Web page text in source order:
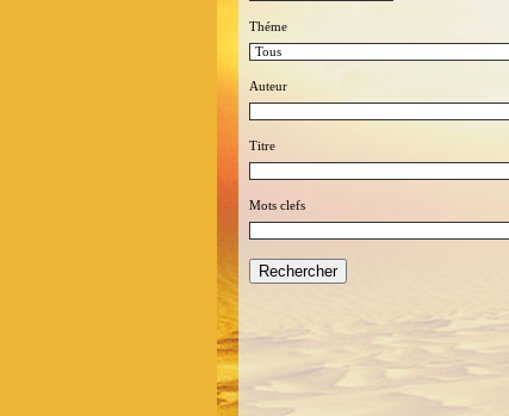
Théme
Auteur
Titre
Mots clefs